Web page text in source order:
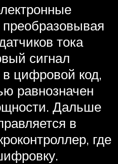
преобразовывая
тока
сигнал
в цифровой код,
равнозначен
Дальше
в
где